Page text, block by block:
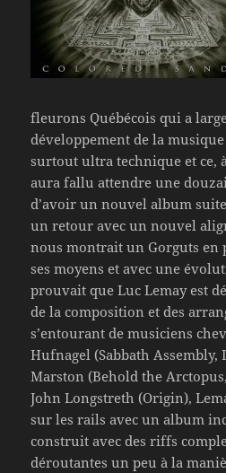
fleurons Québécois qui a
développement de la
surtout ultra technique et ce,
aura fallu attendre une
d’avoir un nouvel album
un retour avec un nouvel
nous montrait un Gorguts en
ses moyens et avec une
prouvait que Luc Lemay est
de la composition et des
s’entourant de musiciens
Hufnagel (Sabbath
Marston (Behold the
John Longstreth (Origin),
sur les rails avec un album
construit avec des riffs
déroutantes un peu à la